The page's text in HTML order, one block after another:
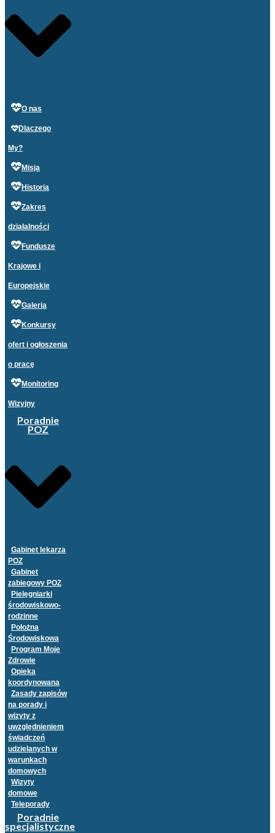
O nas
Dlaczego
My?
Misja
Historia
Zakres
działalności
Fundusze
Krajowe i
Europejskie
Galeria
Konkursy
ofert i ogłoszenia
o pracę
Monitoring
Wizyjny
Poradnie
POZ
Gabinet lekarza
POZ
Gabinet
zabiegowy POZ
Pielęgniarki
środowiskowo-
rodzinne
Położna
Środowiskowa
Program Moje
Zdrowie
Opieka
koordynowana
Zasady zapisów
na porady i
wizyty z
uwzględnieniem
świadczeń
udzielanych w
warunkach
domowych
Wizyty
domowe
Teleporady
Poradnie
specjalistyczne